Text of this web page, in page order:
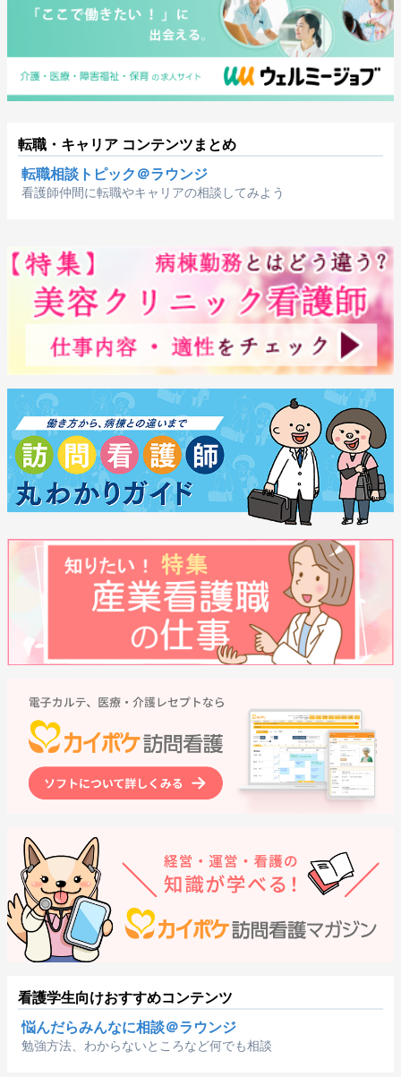
転職・キャリア コンテンツまとめ
転職相談トピック＠ラウンジ
看護師仲間に転職やキャリアの相談してみよう
看護学生向けおすすめコンテンツ
悩んだらみんなに相談＠ラウンジ
勉強方法、わからないところなど何でも相談